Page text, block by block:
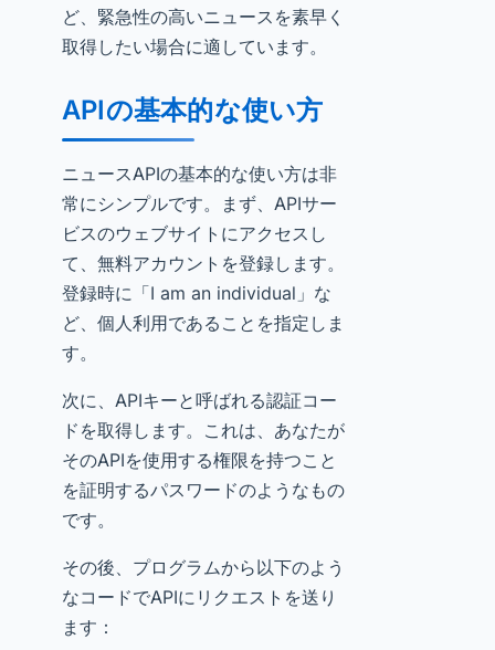
ど、緊急性の高いニュースを素早く
取得したい場合に適しています。
APIの基本的な使い方
ニュースAPIの基本的な使い方は非
常にシンプルです。まず、APIサー
ビスのウェブサイトにアクセスし
て、無料アカウントを登録します。
登録時に「I am an individual」な
ど、個人利用であることを指定しま
す。
次に、APIキーと呼ばれる認証コー
ドを取得します。これは、あなたが
そのAPIを使用する権限を持つこと
を証明するパスワードのようなもの
です。
その後、プログラムから以下のよう
なコードでAPIにリクエストを送り
ます：